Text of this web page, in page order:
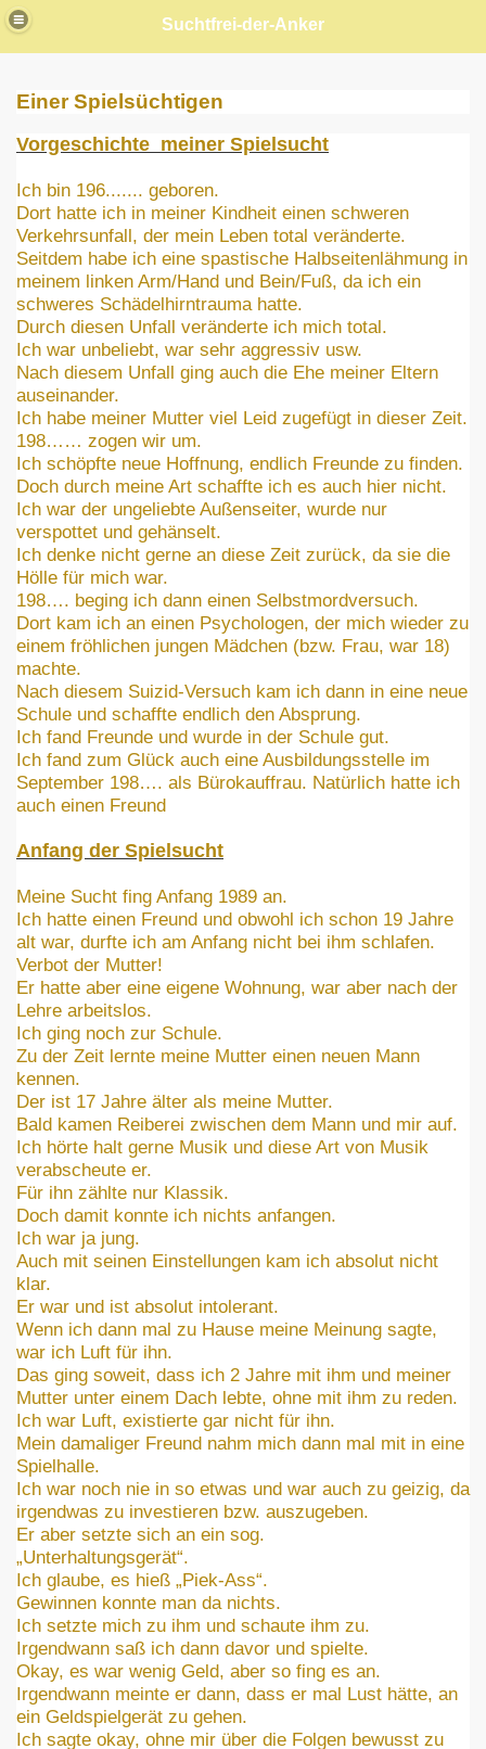
Suchtfrei-der-Anker
Einer Spielsüchtigen
Vorgeschichte meiner Spielsucht
Ich bin 196....... geboren.
Dort hatte ich in meiner Kindheit einen schweren
Verkehrsunfall, der mein Leben total veränderte.
Seitdem habe ich eine spastische Halbseitenlähmung in
meinem linken Arm/Hand und Bein/Fuß, da ich ein
schweres Schädelhirntrauma hatte.
Durch diesen Unfall veränderte ich mich total.
Ich war unbeliebt, war sehr aggressiv usw.
Nach diesem Unfall ging auch die Ehe meiner Eltern
auseinander.
Ich habe meiner Mutter viel Leid zugefügt in dieser Zeit.
198…… zogen wir um.
Ich schöpfte neue Hoffnung, endlich Freunde zu finden.
Doch durch meine Art schaffte ich es auch hier nicht.
Ich war der ungeliebte Außenseiter, wurde nur
verspottet und gehänselt.
Ich denke nicht gerne an diese Zeit zurück, da sie die
Hölle für mich war.
198…. beging ich dann einen Selbstmordversuch.
Dort kam ich an einen Psychologen, der mich wieder zu
einem fröhlichen jungen Mädchen (bzw. Frau, war 18)
machte.
Nach diesem Suizid-Versuch kam ich dann in eine neue
Schule und schaffte endlich den Absprung.
Ich fand Freunde und wurde in der Schule gut.
Ich fand zum Glück auch eine Ausbildungsstelle im
September 198…. als Bürokauffrau. Natürlich hatte ich
auch einen Freund
Anfang der Spielsucht
Meine Sucht fing Anfang 1989 an.
Ich hatte einen Freund und obwohl ich schon 19 Jahre
alt war, durfte ich am Anfang nicht bei ihm schlafen.
Verbot der Mutter!
Er hatte aber eine eigene Wohnung, war aber nach der
Lehre arbeitslos.
Ich ging noch zur Schule.
Zu der Zeit lernte meine Mutter einen neuen Mann
kennen.
Der ist 17 Jahre älter als meine Mutter.
Bald kamen Reiberei zwischen dem Mann und mir auf.
Ich hörte halt gerne Musik und diese Art von Musik
verabscheute er.
Für ihn zählte nur Klassik.
Doch damit konnte ich nichts anfangen.
Ich war ja jung.
Auch mit seinen Einstellungen kam ich absolut nicht
klar.
Er war und ist absolut intolerant.
Wenn ich dann mal zu Hause meine Meinung sagte,
war ich Luft für ihn.
Das ging soweit, dass ich 2 Jahre mit ihm und meiner
Mutter unter einem Dach lebte, ohne mit ihm zu reden.
Ich war Luft, existierte gar nicht für ihn.
Mein damaliger Freund nahm mich dann mal mit in eine
Spielhalle.
Ich war noch nie in so etwas und war auch zu geizig, da
irgendwas zu investieren bzw. auszugeben.
Er aber setzte sich an ein sog.
„Unterhaltungsgerät“.
Ich glaube, es hieß „Piek-Ass“.
Gewinnen konnte man da nichts.
Ich setzte mich zu ihm und schaute ihm zu.
Irgendwann saß ich dann davor und spielte.
Okay, es war wenig Geld, aber so fing es an.
Irgendwann meinte er dann, dass er mal Lust hätte, an
ein Geldspielgerät zu gehen.
Ich sagte okay, ohne mir über die Folgen bewusst zu
habe
einer Bewohnerin
An­o­nym
und Info über dich selbst
Suchtkranken